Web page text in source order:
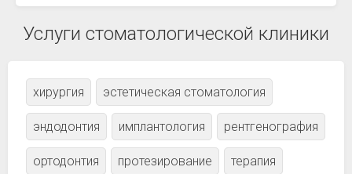
Услуги стоматологической клиники
хирургия эстетическая стоматология
эндодонтия имплантология рентгенография
ортодонтия протезирование терапия